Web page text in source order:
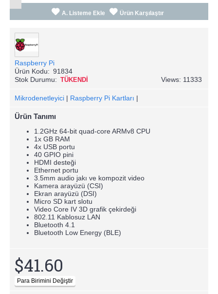
A. Listeme Ekle Ürün Karşılaştır
Raspberry Pi
Ürün Kodu: 91834
Stok Durumu: TÜKENDİ Views: 11333
Mikrodenetleyici | Raspberry Pi Kartları |
Ürün Tanımı
1.2GHz 64-bit quad-core ARMv8 CPU
1x GB RAM
4x USB portu
40 GPIO pini
HDMI desteği
Ethernet portu
3.5mm audio jakı ve kompozit video
Kamera arayüzü (CSI)
Ekran arayüzü (DSI)
Micro SD kart slotu
Video Core IV 3D grafik çekirdeği
802.11 Kablosuz LAN
Bluetooth 4.1
Bluetooth Low Energy (BLE)
$41.60